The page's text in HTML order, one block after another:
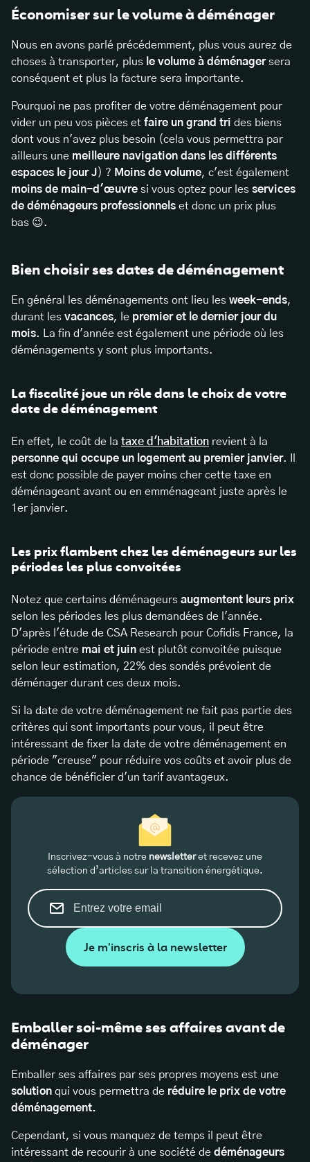
Économiser sur le volume à déménager
Nous en avons parlé précédemment, plus vous aurez de
choses à transporter, plus le volume à déménagersera
conséquent et plus la facture sera importante.
Pourquoi ne pas profiter de votre déménagement pour
vider un peu vos pièces et faire un grand tri des biens
dont vous n'avez plus besoin (cela vous permettra par
ailleurs une meilleure navigation dans les différents
espaces le jour J) ? Moins de volume, c'est également
moins de main-d'œuvre si vous optez pour les services
de déménageurs professionnels et donc un prix plus
bas 😉.
Bien choisir ses dates de déménagement
En général les déménagements ont lieu les week-ends,
durant les vacances, le premier et le dernier jour du
mois. La fin d'année est également une période où les
déménagements y sont plus importants.
La fiscalité joue un rôle dans le choix de votre
date de déménagement
En effet, le coût de la taxe d'habitation revient à la
personne qui occupe un logement au premier janvier. Il
est donc possible de payer moins cher cette taxe en
déménageant avant ou en emménageant juste après le
1er janvier.
Les prix flambent chez les déménageurs sur les
périodes les plus convoitées
Notez que certains déménageurs augmentent leurs prix
selon les périodes les plus demandées de l'année.
D'après l'étude de CSA Research pour Cofidis France, la
période entre mai et juin est plutôt convoitée puisque
selon leur estimation, 22% des sondés prévoient de
déménager durant ces deux mois.
Si la date de votre déménagement ne fait pas partie des
critères qui sont importants pour vous, il peut être
intéressant de fixer la date de votre déménagement en
période "creuse" pour réduire vos coûts et avoir plus de
chance de bénéficier d'un tarif avantageux.
Inscrivez-vous à notre newsletteret recevez une
sélection d’articles sur la transition énergétique.
Je m'inscris à la newsletter
Emballer soi-même ses affaires avant de
déménager
Emballer ses affaires par ses propres moyens est une
solution qui vous permettra de réduire le prix de votre
déménagement.
Cependant, si vous manquez de temps il peut être
intéressant de recourir à une société de déménageurs